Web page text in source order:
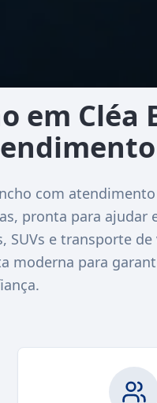
em Cléa
com
pronta para ajudar
e transporte
moderna para